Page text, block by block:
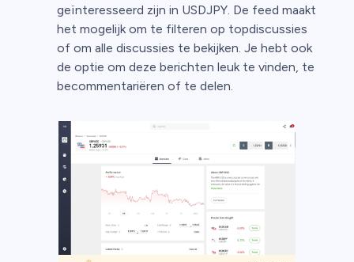
geïnteresseerd zijn in USDJPY. De feed maakt
het mogelijk om te filteren op topdiscussies
of om alle discussies te bekijken. Je hebt ook
de optie om deze berichten leuk te vinden, te
becommentariëren of te delen.